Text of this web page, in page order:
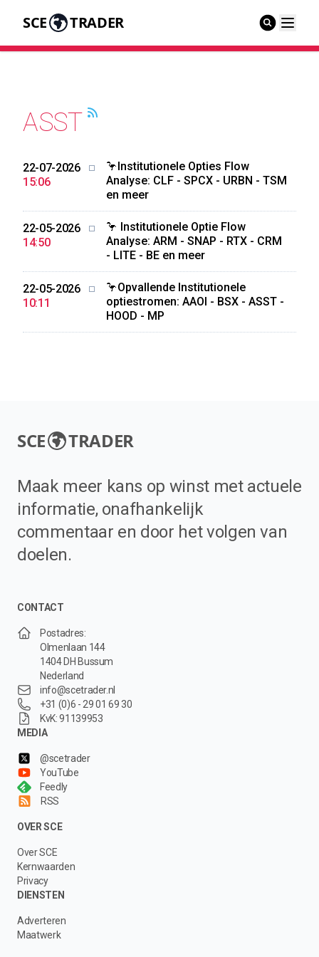
SCE TRADER
ASST
22-07-2026
15:06
🦩Institutionele Opties Flow
Analyse: CLF - SPCX - URBN - TSM
en meer
22-05-2026
14:50
🦩 Institutionele Optie Flow
Analyse: ARM - SNAP - RTX - CRM
- LITE - BE en meer
22-05-2026
10:11
🦩Opvallende Institutionele
optiestromen: AAOI - BSX - ASST -
HOOD - MP
SCE TRADER
Maak meer kans op winst met actuele
informatie, onafhankelijk
commentaar en door het volgen van
doelen.
CONTACT
Postadres:
Olmenlaan 144
1404 DH Bussum
Nederland
info@scetrader.nl
+31 (0)6 - 29 01 69 30
KvK: 91139953
MEDIA
@scetrader
YouTube
Feedly
RSS
OVER SCE
Over SCE
Kernwaarden
Privacy
DIENSTEN
Adverteren
Maatwerk